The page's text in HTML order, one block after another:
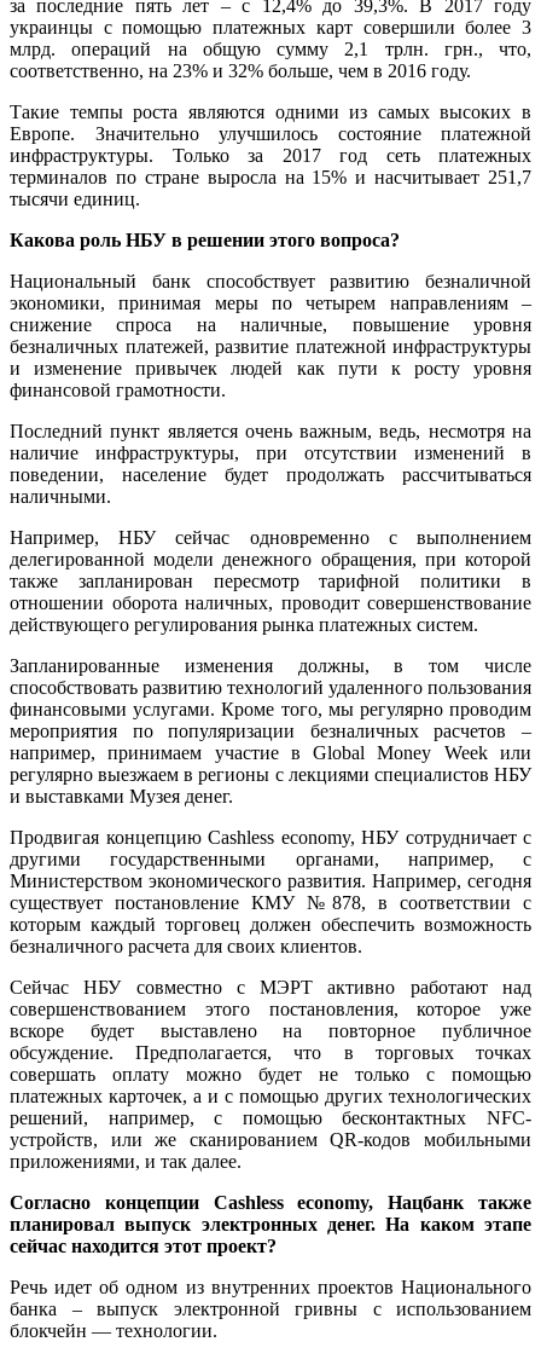
за последние пять лет – с 12,4% до 39,3%. В 2017 году
украинцы с помощью платежных карт совершили более 3
млрд. операций на общую сумму 2,1 трлн. грн., что,
соответственно, на 23% и 32% больше, чем в 2016 году.
Такие темпы роста являются одними из самых высоких в
Европе. Значительно улучшилось состояние платежной
инфраструктуры. Только за 2017 год сеть платежных
терминалов по стране выросла на 15% и насчитывает 251,7
тысячи единиц.
Какова роль НБУ в решении этого вопроса?
Национальный банк способствует развитию безналичной
экономики, принимая меры по четырем направлениям –
снижение спроса на наличные, повышение уровня
безналичных платежей, развитие платежной инфраструктуры
и изменение привычек людей как пути к росту уровня
финансовой грамотности.
Последний пункт является очень важным, ведь, несмотря на
наличие инфраструктуры, при отсутствии изменений в
поведении, население будет продолжать рассчитываться
наличными.
Например, НБУ сейчас одновременно с выполнением
делегированной модели денежного обращения, при которой
также запланирован пересмотр тарифной политики в
отношении оборота наличных, проводит совершенствование
действующего регулирования рынка платежных систем.
Запланированные изменения должны, в том числе
способствовать развитию технологий удаленного пользования
финансовыми услугами. Кроме того, мы регулярно проводим
мероприятия по популяризации безналичных расчетов –
например, принимаем участие в Global Money Week или
регулярно выезжаем в регионы с лекциями специалистов НБУ
и выставками Музея денег.
Продвигая концепцию Cashless economy, НБУ сотрудничает с
другими государственными органами, например, с
Министерством экономического развития. Например, сегодня
существует постановление КМУ №878, в соответствии с
которым каждый торговец должен обеспечить возможность
безналичного расчета для своих клиентов.
Сейчас НБУ совместно с МЭРТ активно работают над
совершенствованием этого постановления, которое уже
вскоре будет выставлено на повторное публичное
обсуждение. Предполагается, что в торговых точках
совершать оплату можно будет не только с помощью
платежных карточек, а и с помощью других технологических
решений, например, с помощью бесконтактных NFC-
устройств, или же сканированием QR-кодов мобильными
приложениями, и так далее.
Согласно концепции Cashless economy, Нацбанк также
планировал выпуск электронных денег. На каком этапе
сейчас находится этот проект?
Речь идет об одном из внутренних проектов Национального
банка – выпуск электронной гривны с использованием
блокчейн — технологии.